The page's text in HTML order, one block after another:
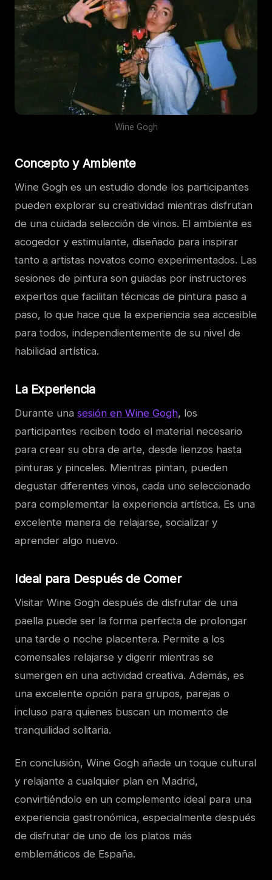
Wine Gogh
Concepto y Ambiente
Wine Gogh es un estudio donde los participantes
pueden explorar su creatividad mientras disfrutan
de una cuidada selección de vinos. El ambiente es
acogedor y estimulante, diseñado para inspirar
tanto a artistas novatos como experimentados. Las
sesiones de pintura son guiadas por instructores
expertos que facilitan técnicas de pintura paso a
paso, lo que hace que la experiencia sea accesible
para todos, independientemente de su nivel de
habilidad artística.
La Experiencia
Durante una sesión en Wine Gogh, los
participantes reciben todo el material necesario
para crear su obra de arte, desde lienzos hasta
pinturas y pinceles. Mientras pintan, pueden
degustar diferentes vinos, cada uno seleccionado
para complementar la experiencia artística. Es una
excelente manera de relajarse, socializar y
aprender algo nuevo.
Ideal para Después de Comer
Visitar Wine Gogh después de disfrutar de una
paella puede ser la forma perfecta de prolongar
una tarde o noche placentera. Permite a los
comensales relajarse y digerir mientras se
sumergen en una actividad creativa. Además, es
una excelente opción para grupos, parejas o
incluso para quienes buscan un momento de
tranquilidad solitaria.
En conclusión, Wine Gogh añade un toque cultural
y relajante a cualquier plan en Madrid,
convirtiéndolo en un complemento ideal para una
experiencia gastronómica, especialmente después
de disfrutar de uno de los platos más
emblemáticos de España.